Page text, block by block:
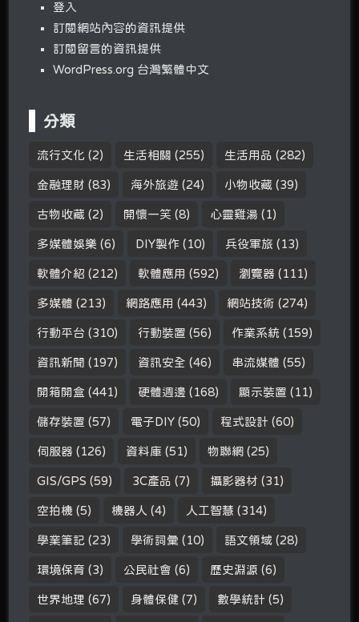
登入
訂閱網站內容的資訊提供
訂閱留言的資訊提供
WordPress.org 台灣繁體中文
分類
流行文化 (2) 生活相關 (255) 生活用品 (282)
金融理財 (83) 海外旅遊 (24) 小物收藏 (39)
古物收藏 (2) 開懷一笑 (8) 心靈雞湯 (1)
多媒體娛樂 (6) DIY製作 (10) 兵役軍旅 (13)
軟體介紹 (212) 軟體應用 (592) 瀏覽器 (111)
多媒體 (213) 網路應用 (443) 網站技術 (274)
行動平台 (310) 行動裝置 (56) 作業系統 (159)
資訊新聞 (197) 資訊安全 (46) 串流媒體 (55)
開箱開盒 (441) 硬體週邊 (168) 顯示裝置 (11)
儲存裝置 (57) 電子DIY (50) 程式設計 (60)
伺服器 (126) 資料庫 (51) 物聯網 (25)
GIS/GPS (59) 3C產品 (7) 攝影器材 (31)
空拍機 (5) 機器人 (4) 人工智慧 (314)
學業筆記 (23) 學術詞彙 (10) 語文領域 (28)
環境保育 (3) 公民社會 (6) 歷史淵源 (6)
世界地理 (67) 身體保健 (7) 數學統計 (5)